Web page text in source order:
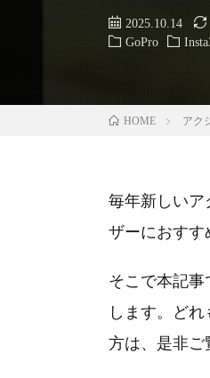
2025.10.14
GoPro
HOME アク
毎年新しいア
ザーにおすす
そこで本記事
します。ど
方は、是非ご